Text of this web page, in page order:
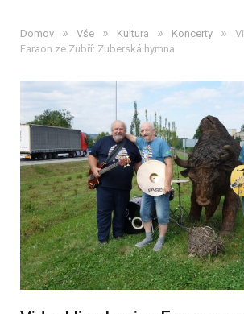
Domov » Vše » Kultura » Koncerty »
Faraon ze Zubří: Zuberská hymna